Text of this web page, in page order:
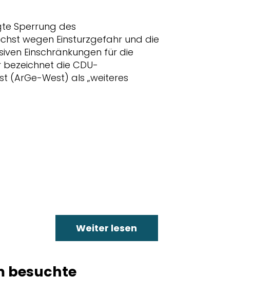
Sperrung des
wegen Einsturzgefahr und die
Einschränkungen für die
die CDU-
(ArGe-West) als „weiteres
Weiter lesen
besuchte